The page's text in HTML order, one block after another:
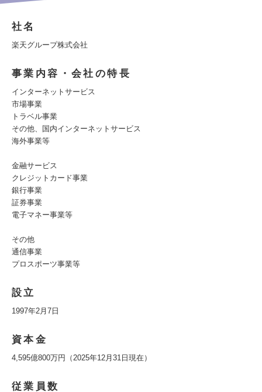
社名
楽天グループ株式会社
事業内容・会社の特長
インターネットサービス
市場事業
トラベル事業
その他、国内インターネットサービス
海外事業等
金融サービス
クレジットカード事業
銀行事業
証券事業
電子マネー事業等
その他
通信事業
プロスポーツ事業等
設立
1997年2月7日
資本金
4,595億800万円（2025年12月31日現在）
従業員数